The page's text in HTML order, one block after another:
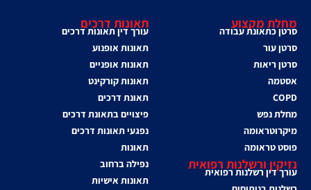
מחלת מקצוע
סרטן כתאונת עבודה
סרטן עור
סרטן ריאות
אסטמה
COPD
מחלת נפש
מיקרוטראומה
פוסט טראומה
נזיקין ורשלנות רפואית
עורך דין רשלנות רפואית
תאונות דרכים
עורך דין תאונות דרכים
תאונות אופנוע
תאונות אופניים
תאונות קורקינט
תאונת דרכים
פיצויים בתאונת דרכים
נפגעי תאונות דרכים
תאונות
נפילה ברחוב
תאונות אישיות